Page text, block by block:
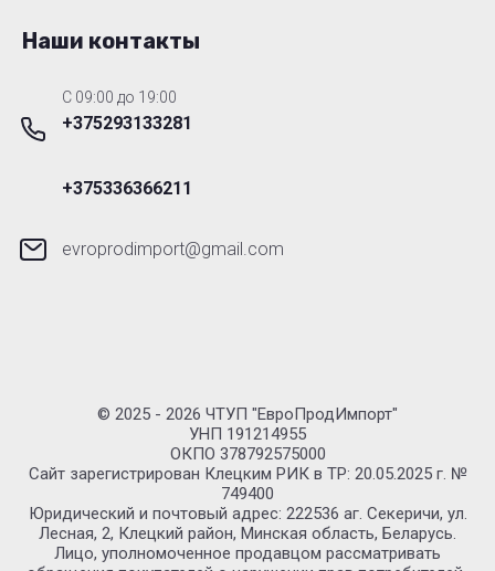
Наши контакты
C 09:00 до 19:00
+375293133281
+375336366211
evroprodimport@gmail.com
© 2025 - 2026 ЧТУП "ЕвроПродИмпорт"
УНП 191214955
ОКПО 378792575000
Сайт зарегистрирован Клецким РИК в ТР: 20.05.2025 г. №
749400
Юридический и почтовый адрес: 222536 аг. Секеричи, ул.
Лесная, 2, Клецкий район, Минская область, Беларусь.
Лицо, уполномоченное продавцом рассматривать